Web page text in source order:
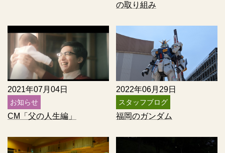
の取り組み
2021年07月04日
お知らせ
CM「父の人生編」
2022年06月29日
スタッフブログ
福岡のガンダム